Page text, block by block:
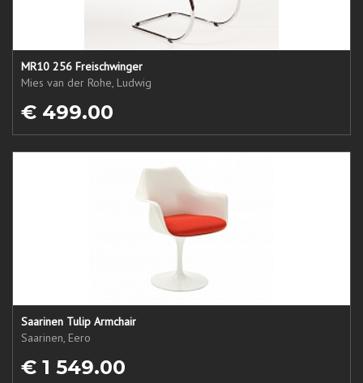
MR10 256 Freischwinger
Mies van der Rohe, Ludwig
€ 499.00
Saarinen Tulip Armchair
Saarinen, Eero
€ 1 549.00